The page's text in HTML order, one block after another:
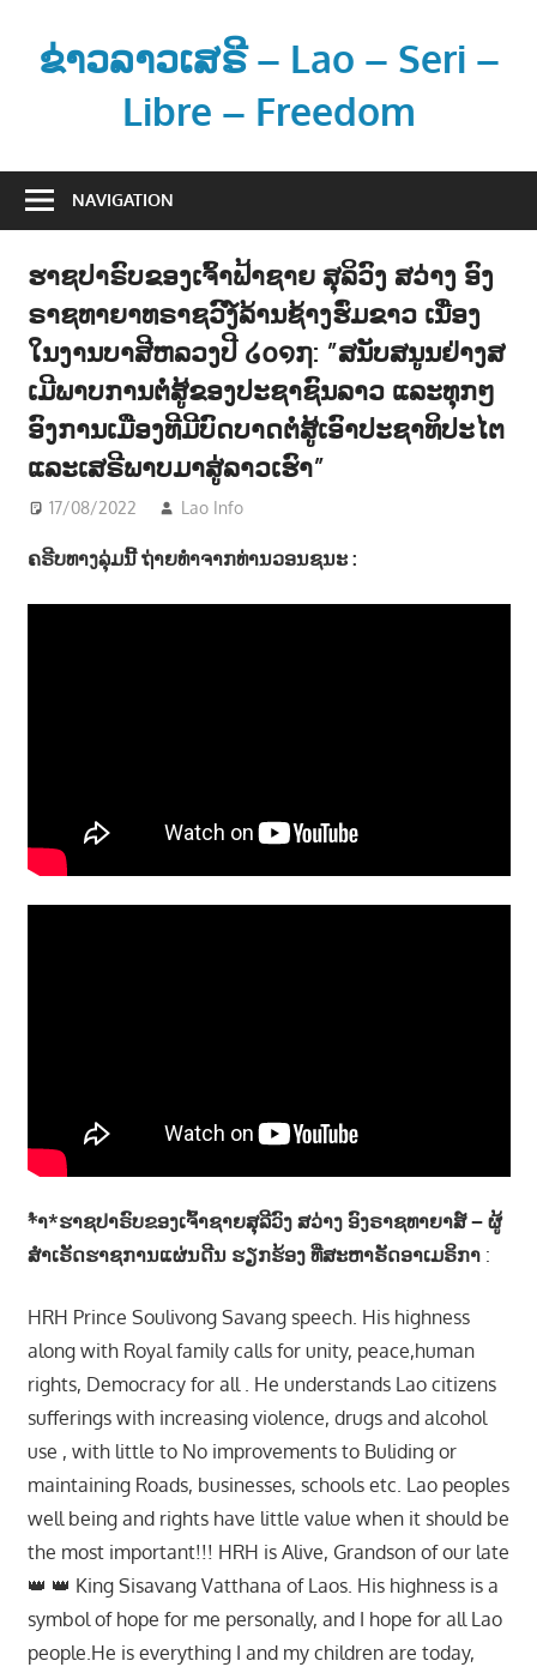
contentຂ່າວລາວເສຣີ – Lao – Seri –
Libre – Freedom
າ
ລ
ະ
ຂໍ້
ມູ
ນ
ຂ່
າ
ວ
າ
NAVIGATION
ຮາຊປາຣົບຂອງເຈົ້າຟ້າຊາຍ ສຸລິວົງ ສວ່າງ ອົງ
ຣາຊທາຍາທຣາຊວົງ໌ລ້ານຊ້າງຮົ່ມຂາວ ເນື່ອງ
ໃນງານບາສີຫລວງປີ ໒໐໑໗: ”ສນັບສນູນຢ່າງສ
ເມີພາບການຕໍ່ສູ້ຂອງປະຊາຊົນລາວ ແລະທຸກໆ
ອົງການເມືອງທີມີບົດບາດຕໍ່ສູ້ເອົາປະຊາທິປະໄຕ
ແລະເສຣີພາບມາສູ່ລາວເຮົາ”
17/08/2022 Lao Info
ຄຣີບທາງລຸ່ມນີ້ ຖ່າຍທຳຈາກທ່ານວອນຊນະ :
*ຳ*ຮາຊປາຣົບຂອງເຈົ້າຊາຍສຸລີວົງ ສວ່າງ ອົງຣາຊທາຍາສ໌ – ຜູ້
ສຳເຣັດຮາຊການແຜ່ນດີນ ຮຽກຮ້ອງ ທີ່ສະຫາຣັດອາເມຣິກາ :
HRH Prince Soulivong Savang speech. His highness
along with Royal family calls for unity, peace,human
rights, Democracy for all . He understands Lao citizens
sufferings with increasing violence, drugs and alcohol
use , with little to No improvements to Buliding or
maintaining Roads, businesses, schools etc. Lao peoples
well being and rights have little value when it should be
the most important!!! HRH is Alive, Grandson of our late
👑 👑 King Sisavang Vatthana of Laos. His highness is a
symbol of hope for me personally, and I hope for all Lao
people.He is everything I and my children are today,